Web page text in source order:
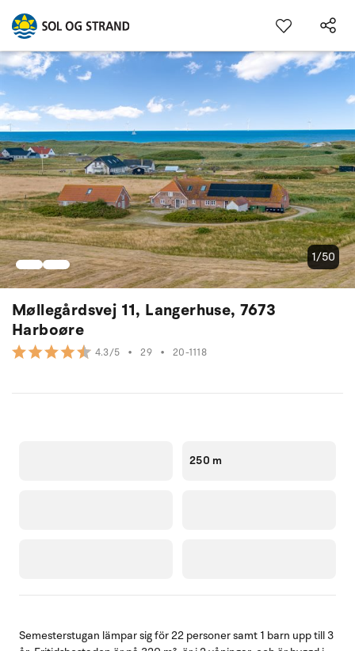
Møllegårdsvej 11, Langerhuse, 7673
Harboøre
4.3/5 • 29 • 20-1118
1/50
250 m
Semesterstugan lämpar sig för 22 personer samt 1 barn upp till 3